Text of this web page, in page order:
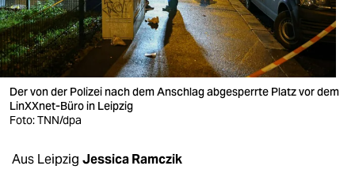
wahrheit
verlag
verlag
veranstaltungen
fragen & hilfe
Der von der Polizei nach dem Anschlag abgesperrte Platz vor dem
LinXXnet-Büro in Leipzig
Foto: TNN/dpa
Aus Leipzig Jessica Ramczik